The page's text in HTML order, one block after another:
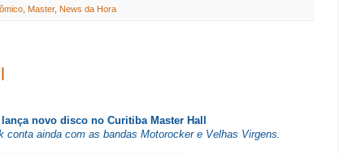
Master, News da Hora
lança novo disco no Curitiba Master Hall
conta ainda com as bandas Motorocker e Velhas Virgens.